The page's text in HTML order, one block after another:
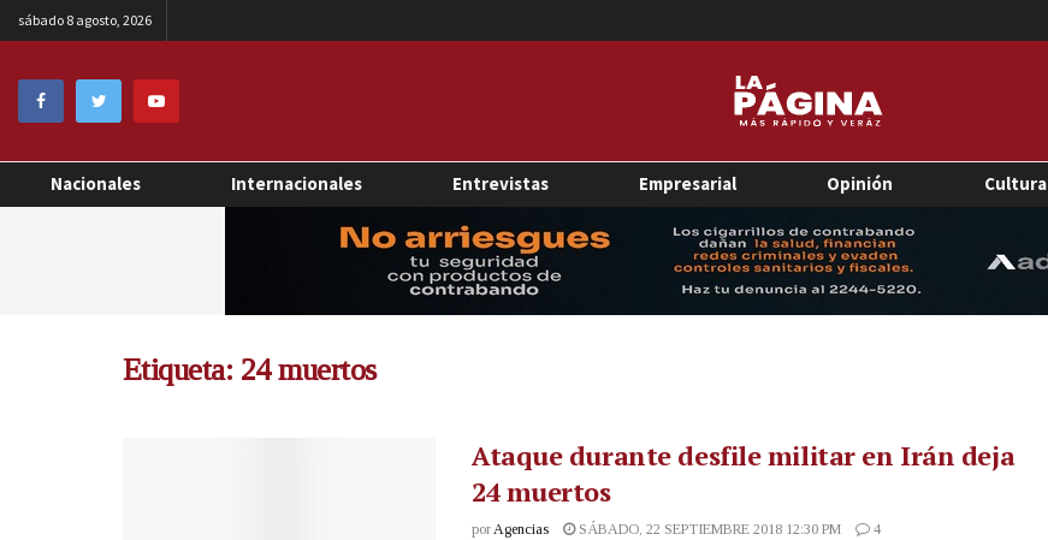
sábado 8 agosto, 2026
Nacionales Internacionales Entrevistas Empresarial Opinión Cultura
Etiqueta: 24 muertos
Ataque durante desfile militar en Irán deja
24 muertos
porAgencias SÁBADO, 22 SEPTIEMBRE 2018 12:30 PM 4